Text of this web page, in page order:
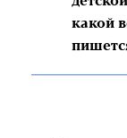
какой